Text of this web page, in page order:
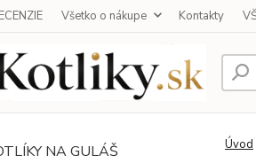
Všetko o nákupe Kontakty
NA GULÁŠ Úvod